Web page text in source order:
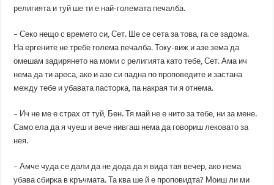
религията и туй ше ти е най-големата печалба.
– Секо нещо с времето си, Сет. Ше се сета за това, га се задома.
На ергените не требе голема печалба. Току-виж и азе зема да
омешам задирянето на моми с религията като тебе, Сет. Ама ич
нема да ти ареса, ако и азе си падна по проповедите и застана
между тебе и убавата пасторка, па накрая ти я отнема.
– Ич не ме е страх от туй, Бен. Тя май не е нито за тебе, ни за мене.
Само ела да я чуеш и вече нивгаш нема да говориш лековато за
нея.
– Амче чуда се дали да не дода да я вида тая вечер, ако нема
убава сбирка в кръчмата. Та ква ше й е проповидта? Моиш ли ми